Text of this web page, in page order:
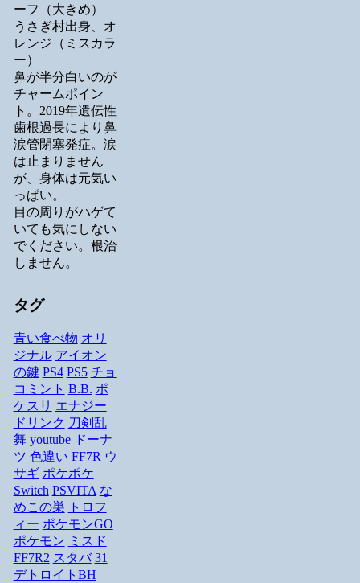
ーフ（大きめ）
うさぎ村出身、オ
レンジ（ミスカラ
ー）
鼻が半分白いのが
チャームポイン
ト。2019年遺伝性
歯根過長により鼻
涙管閉塞発症。涙
は止まりません
が、身体は元気い
っぱい。
目の周りがハゲて
いても気にしない
でください。根治
しません。
タグ
青い食べ物 オリ
ジナル アイオン
の鍵 PS4 PS5 チョ
コミント B.B. ポ
ケスリ エナジー
ドリンク 刀剣乱
舞 youtube
ドーナ
ツ 色違い FF7R ウ
サギ ポケポケ
Switch PSVITA な
めこの巣
トロフ
ィー ポケモンGO
ポケモン ミスド
FF7R2 スタバ 31
デトロイトBH